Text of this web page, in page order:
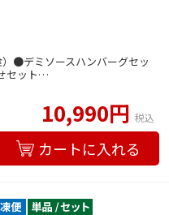
●デミソースハンバーグセッ
セット…
10,990円 税込
カートに入れる